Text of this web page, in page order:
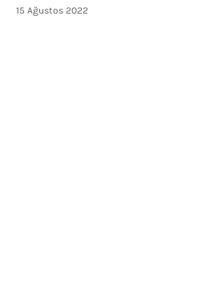
15 Ağustos 2022